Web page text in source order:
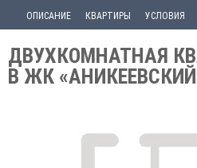
ОПИСАНИЕ КВАРТИРЫ УСЛОВИЯ
ДВУХКОМНАТНАЯ
В ЖК